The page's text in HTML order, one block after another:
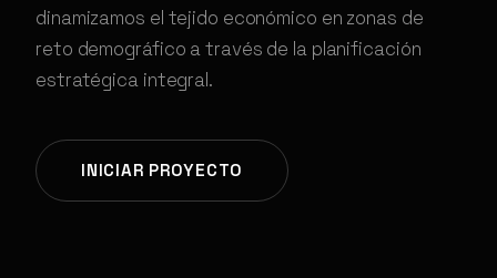
dinamizamos el tejido económico en zonas de
reto demográfico a través de la planificación
estratégica integral.
INICIAR PROYECTO